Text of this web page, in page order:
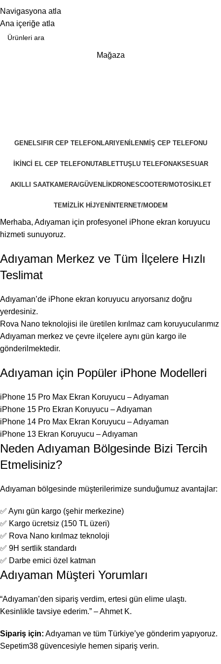
Navigasyona atla
Ana içeriğe atla
25 YILLIK TECRÜBEMİZLE SİZLERLEYİZ!
Mağaza
GENELSIFIR CEP TELEFONLARI YENILENMIŞ CEP TELEFONU
İKINCI EL CEP TELEFONUTABLETTUŞLU TELEFONAKSESUAR
AKILLI SAATKAMERA/GÜVENLIKDRONESCOOTER/MOTOSIKLET
TEMIZLIK HIJYEN İNTERNET/MODEM
Merhaba, Adıyaman için profesyonel iPhone ekran koruyucu
hizmeti sunuyoruz.
Adıyaman Merkez ve Tüm İlçelere Hızlı
Teslimat
Adıyaman’de iPhone ekran koruyucu arıyorsanız doğru
yerdesiniz.
Rova Nano teknolojisi ile üretilen kırılmaz cam koruyucularımız
Adıyaman merkez ve çevre ilçelere aynı gün kargo ile
gönderilmektedir.
Adıyaman için Popüler iPhone Modelleri
iPhone 15 Pro Max Ekran Koruyucu – Adıyaman
iPhone 15 Pro Ekran Koruyucu – Adıyaman
iPhone 14 Pro Max Ekran Koruyucu – Adıyaman
iPhone 13 Ekran Koruyucu – Adıyaman
Neden Adıyaman Bölgesinde Bizi Tercih
Etmelisiniz?
Adıyaman bölgesinde müşterilerimize sunduğumuz avantajlar:
✅ Aynı gün kargo (şehir merkezine)
✅ Kargo ücretsiz (150 TL üzeri)
✅ Rova Nano kırılmaz teknoloji
✅ 9H sertlik standardı
✅ Darbe emici özel katman
Adıyaman Müşteri Yorumları
“Adıyaman’den sipariş verdim, ertesi gün elime ulaştı.
Kesinlikle tavsiye ederim.” – Ahmet K.
Sipariş için: Adıyaman ve tüm Türkiye’ye gönderim yapıyoruz.
Sepetim38 güvencesiyle hemen sipariş verin.